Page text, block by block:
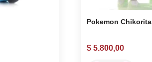
Pokemon Chikorita
$ 5.800,00